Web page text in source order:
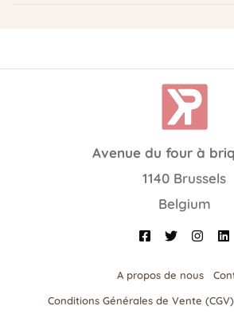
Avenue du four à
1140 Brussels
Belgium
A propos de nous
Conditions Générales de Vente (CGV)